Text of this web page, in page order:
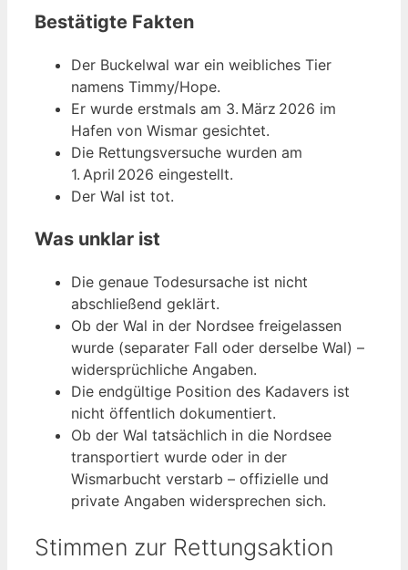
Bestätigte Fakten
Der Buckelwal war ein weibliches Tier
namens Timmy/Hope.
Er wurde erstmals am 3. März 2026 im
Hafen von Wismar gesichtet.
Die Rettungsversuche wurden am
1. April 2026 eingestellt.
Der Wal ist tot.
Was unklar ist
Die genaue Todesursache ist nicht
abschließend geklärt.
Ob der Wal in der Nordsee freigelassen
wurde (separater Fall oder derselbe Wal) –
widersprüchliche Angaben.
Die endgültige Position des Kadavers ist
nicht öffentlich dokumentiert.
Ob der Wal tatsächlich in die Nordsee
transportiert wurde oder in der
Wismarbucht verstarb – offizielle und
private Angaben widersprechen sich.
Stimmen zur Rettungsaktion